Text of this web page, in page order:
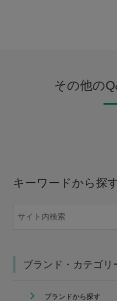
その他の
キーワードから探
ブランド・カテゴリ
ブランドから探す